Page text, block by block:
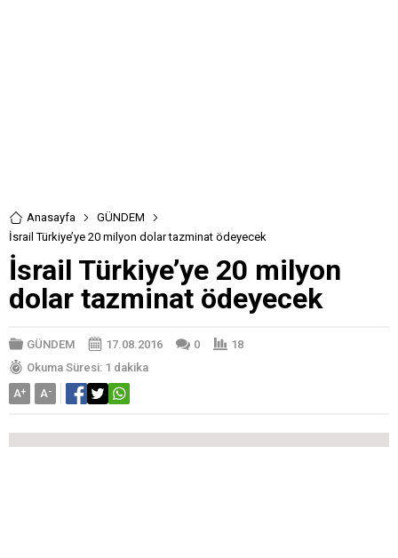
Anasayfa
GÜNDEM
İsrail Türkiye’ye 20 milyon dolar tazminat ödeyecek
İsrail Türkiye’ye 20 milyon
dolar tazminat ödeyecek
GÜNDEM 17.08.2016 0
18
Okuma Süresi: 1 dakika
A+ A-